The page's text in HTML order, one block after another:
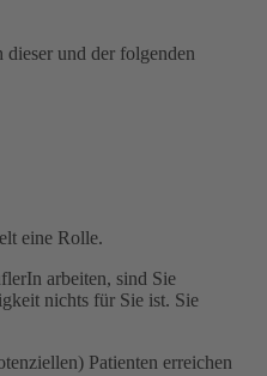
und der folgenden
eine Rolle.
arbeiten, sind Sie
nichts für Sie ist. Sie
Patienten erreichen